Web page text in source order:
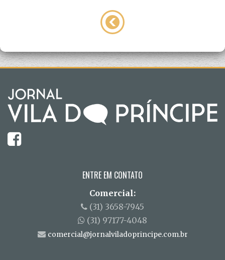
ENTRE EM CONTATO
Comercial:
(31) 3658-7945
(31) 97177-4048
comercial@jornalviladoprincipe.com.br